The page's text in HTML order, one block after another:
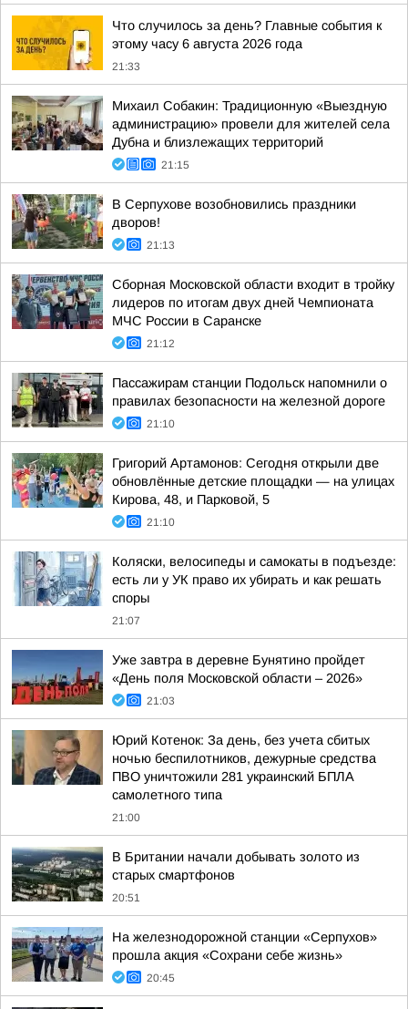
Что случилось за день? Главные события к
этому часу 6 августа 2026 года
21:33
Михаил Собакин: Традиционную «Выездную
администрацию» провели для жителей села
Дубна и близлежащих территорий
21:15
В Серпухове возобновились праздники
дворов!
21:13
Сборная Московской области входит в тройку
лидеров по итогам двух дней Чемпионата
МЧС России в Саранске
21:12
Пассажирам станции Подольск напомнили о
правилах безопасности на железной дороге
21:10
Григорий Артамонов: Сегодня открыли две
обновлённые детские площадки — на улицах
Кирова, 48, и Парковой, 5
21:10
Коляски, велосипеды и самокаты в подъезде:
есть ли у УК право их убирать и как решать
споры
21:07
Уже завтра в деревне Бунятино пройдет
«День поля Московской области – 2026»
21:03
Юрий Котенок: За день, без учета сбитых
ночью беспилотников, дежурные средства
ПВО уничтожили 281 украинский БПЛА
самолетного типа
21:00
В Британии начали добывать золото из
старых смартфонов
20:51
На железнодорожной станции «Серпухов»
прошла акция «Сохрани себе жизнь»
20:45